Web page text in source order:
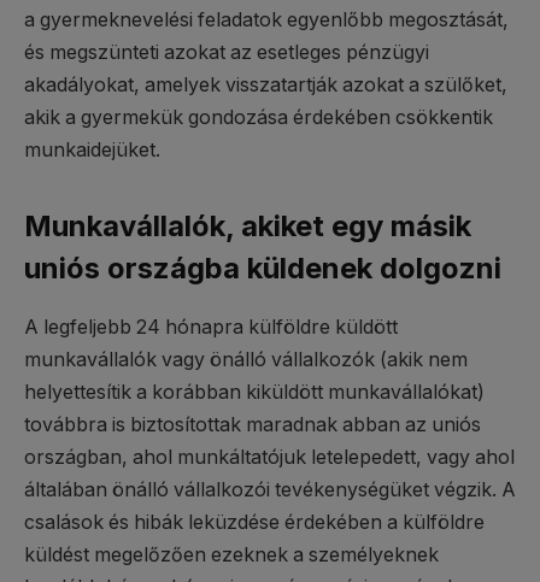
a gyermeknevelési feladatok egyenlőbb megosztását,
és megszünteti azokat az esetleges pénzügyi
akadályokat, amelyek visszatartják azokat a szülőket,
akik a gyermekük gondozása érdekében csökkentik
munkaidejüket.
Munkavállalók, akiket egy másik
uniós országba küldenek dolgozni
A legfeljebb 24 hónapra külföldre küldött
munkavállalók vagy önálló vállalkozók (akik nem
helyettesítik a korábban kiküldött munkavállalókat)
továbbra is biztosítottak maradnak abban az uniós
országban, ahol munkáltatójuk letelepedett, vagy ahol
általában önálló vállalkozói tevékenységüket végzik. A
csalások és hibák leküzdése érdekében a külföldre
küldést megelőzően ezeknek a személyeknek